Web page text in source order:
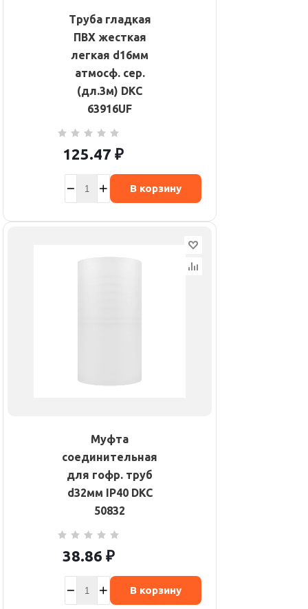
Труба гладкая
ПВХ жесткая
легкая d16мм
атмосф. сер.
(дл.3м) DKC
63916UF
125.47 ₽
В корзину
Муфта
соединительная
для гофр. труб
d32мм IP40 DKC
50832
38.86 ₽
В корзину